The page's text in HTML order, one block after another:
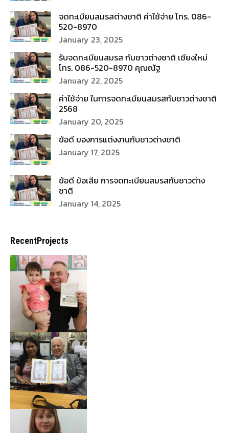
จดทะเบียนสมรสต่างชาติ ค่าใช้จ่าย โทร. 086-
520-8970
January 23, 2025
รับจดทะเบียนสมรส กับชาวต่างชาติ เชียงใหม่
โทร. 086-520-8970 คุณณัฐ
January 22, 2025
ค่าใช้จ่าย ในการจดทะเบียนสมรสกับชาวต่างชาติ
2568
January 20, 2025
ข้อดี ของการแต่งงานกับชาวต่างชาติ
January 17, 2025
ข้อดี ข้อเสีย การจดทะเบียนสมรสกับชาวต่าง
ชาติ
January 14, 2025
RecentProjects